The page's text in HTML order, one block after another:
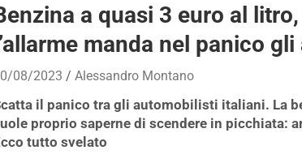
a quasi 3 euro al
manda nel panico
08/2023 Alessandro Montano
il panico tra gli automobilisti italiani. La
proprio saperne di scendere in picchiata:
tutto svelato